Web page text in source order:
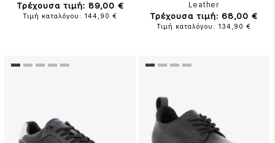
Τρέχουσα τιμή: 89,00 €
Τιμή καταλόγου: 144,90 €
Leather
Τρέχουσα τιμή: 68,00 €
Τιμή καταλόγου: 134,90 €